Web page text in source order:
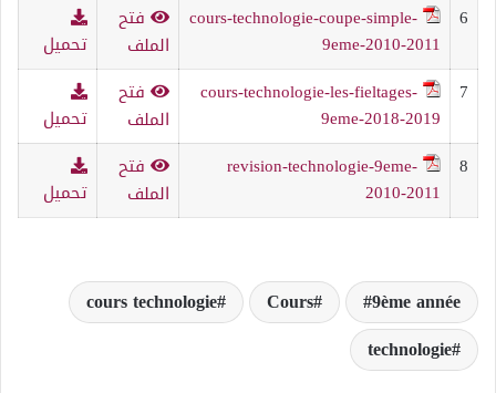
6
cours-technologie-coupe-simple-
9eme-2010-2011
فتح
الملف
تحميل
7
cours-technologie-les-fieltages-
9eme-2018-2019
فتح
الملف
تحميل
8
revision-technologie-9eme-
2010-2011
فتح
الملف
تحميل
9ème année
Cours
cours technologie
technologie